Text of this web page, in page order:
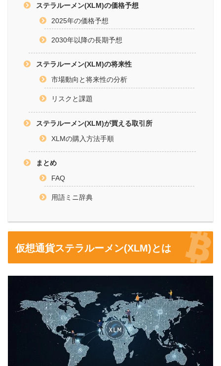
ステラルーメン(XLM)の価格予想
2025年の価格予想
2030年以降の長期予想
ステラルーメン(XLM)の将来性
市場動向と将来性の分析
リスクと課題
ステラルーメン(XLM)が買える取引所
XLMの購入方法手順
まとめ
FAQ
用語ミニ辞典
仮想通貨ステラルーメン(XLM)とは